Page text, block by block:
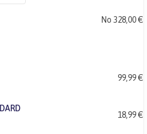
No 328,00 €
99,99 €
18,99 €